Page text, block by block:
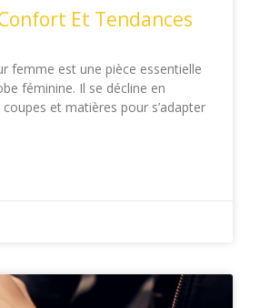
Et Tendances
femme est une pièce essentielle
féminine. Il se décline en
et matières pour s’adapter